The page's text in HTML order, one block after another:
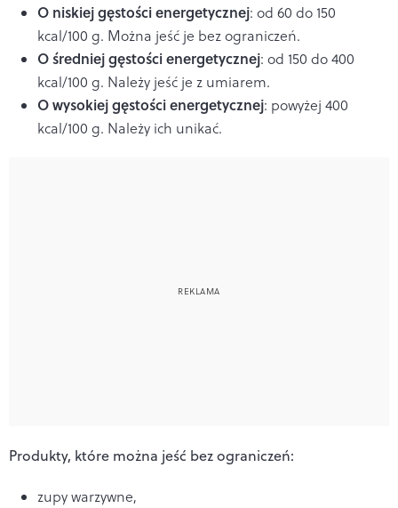
O niskiej gęstości energetycznej: od 60 do 150
kcal/100 g. Można jeść je bez ograniczeń.
O średniej gęstości energetycznej: od 150 do 400
kcal/100 g. Należy jeść je z umiarem.
O wysokiej gęstości energetycznej: powyżej 400
kcal/100 g. Należy ich unikać.
Produkty, które można jeść bez ograniczeń:
zupy warzywne,